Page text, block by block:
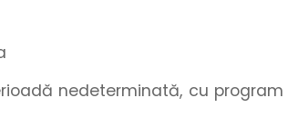
nedeterminată, cu